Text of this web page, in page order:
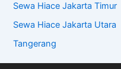
Sewa Hiace Jakarta Timur
Sewa Hiace Jakarta Utara
Tangerang